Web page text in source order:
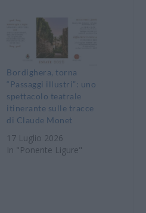
Bordighera, torna
“Passaggi illustri”: uno
spettacolo teatrale
itinerante sulle tracce
di Claude Monet
17 Luglio 2026
In "Ponente Ligure"